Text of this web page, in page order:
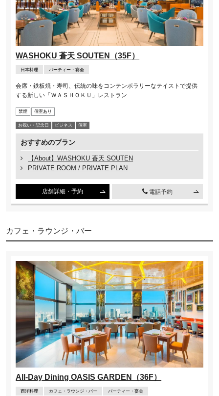
WASHOKU 蒼天 SOUTEN（35F）
日本料理 パーティー・宴会
会席・鉄板焼・寿司、伝統の味をコンテンポラリーなテイストで提供
する新しい「ＷＡＳＨＯＫＵ」レストラン
禁煙 個室あり
お祝い・記念⽇ ビジネス 個室
おすすめのプラン
【About】WASHOKU 蒼天 SOUTEN
PRIVATE ROOM / PRIVATE PLAN
店舗詳細・予約 電話予約
カフェ・ラウンジ・バー
All-Day Dining OASIS GARDEN（36F）
西洋料理 カフェ・ラウンジ・バー パーティー・宴会